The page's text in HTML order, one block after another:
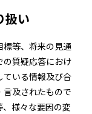
扱い
等、将来の見通
の質疑応答におけ
ている情報及び合
及されたもので
様々な要因の変